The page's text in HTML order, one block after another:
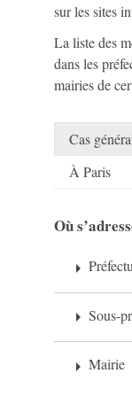
sur les sites
La liste des
dans les
mairies de
Cas
À Paris
Où
arrow_right
arrow_rightSous-
arrow_rightMairie